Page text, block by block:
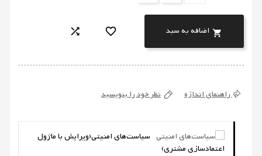
 اضافه به سبد 

راهنمای اندازه نظر خود را بنویسید
سیاست‌های امنیتی(ویرایش با ماژول
اعتمادسازی مشتری)